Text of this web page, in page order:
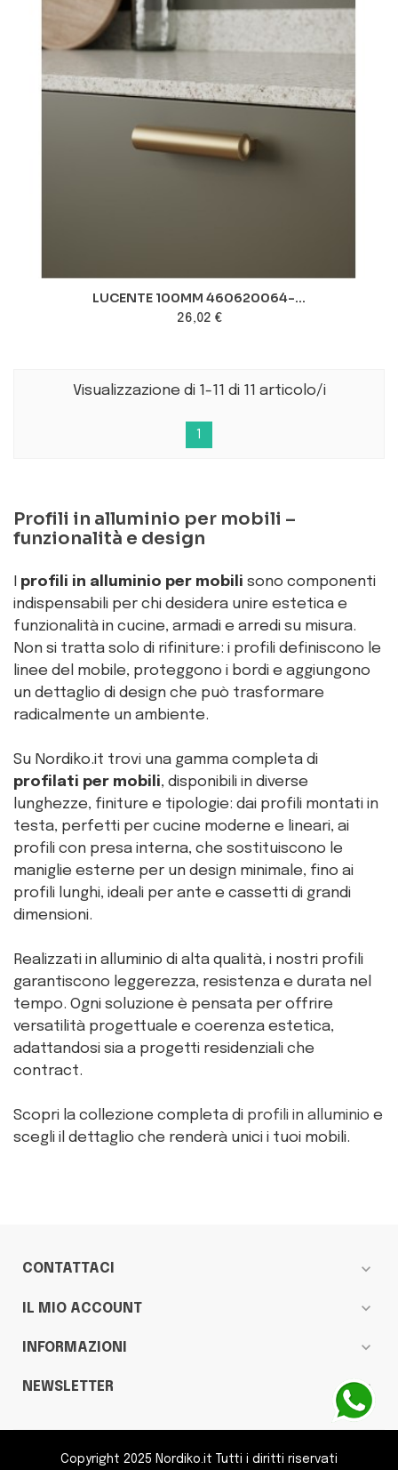
LUCENTE 100MM 460620064-...
26,02 €
Visualizzazione di 1-11 di 11 articolo/i
Profili in alluminio per mobili –
funzionalità e design
profili in alluminio per mobili sono componenti
indispensabili per chi desidera unire estetica e
funzionalità in cucine, armadi e arredi su misura.
Non si tratta solo di rifiniture: i profili definiscono le
linee del mobile, proteggono i bordi e aggiungono
un dettaglio di design che può trasformare
radicalmente un ambiente.
Su Nordiko.it trovi una gamma completa di
profilati per mobili, disponibili in diverse
lunghezze, finiture e tipologie: dai profili montati in
testa, perfetti per cucine moderne e lineari, ai
profili con presa interna, che sostituiscono le
maniglie esterne per un design minimale, fino ai
profili lunghi, ideali per ante e cassetti di grandi
dimensioni.
Realizzati in alluminio di alta qualità, i nostri profili
garantiscono leggerezza, resistenza e durata nel
tempo. Ogni soluzione è pensata per offrire
versatilità progettuale e coerenza estetica,
adattandosi sia a progetti residenziali che
contract.
Scopri la collezione completa di profili in alluminio e
scegli il dettaglio che renderà unici i tuoi mobili.
CONTATTACI expand_more
IL MIO ACCOUNT expand_more
INFORMAZIONI expand_more
NEWSLETTER expand_more
Copyright 2025 Nordiko.it Tutti i diritti riservati